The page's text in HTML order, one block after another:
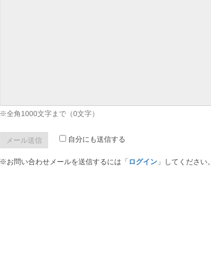
※全角1000文字まで（0文字）
自分にも送信する
※お問い合わせメールを送信するには「 ログイン」してください。